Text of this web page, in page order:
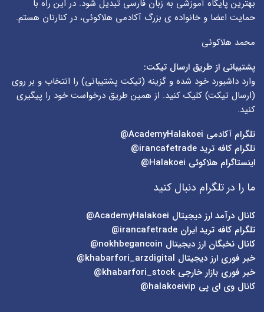
بهترین پایگاه آموزشی به زبان فارسی تبدیل شود. در این راه با
حمایت اعضا و خانواده ی بزرگ آکادمی هلاکوئی، در کنارتان هستم.
محمد هلاکوئی
پشتیبانی از طریق ارسال تیکت:
وارد داشبورد خود شده و گزینه (تیکت پشتیبانی) را انتخاب و بر روی
(ارسال تیکت) کلیک کنید. از همین طریق درخواست خود را پیگیری
کنید.
تلگرام آکادمی
تلگرام کافه ترید irancafetrade@
اینستاگرام هلاکوئی Halakoei@
ما را در تلگرام دنبال کنید
کانال درآمد ارز دیجیتال AcademyHalakoei@
تلگرام کافه ترید ایران irancafetrade@
کانال نخبگان ارز دیجیتال nokhbegancoin@
خبر فوری ارز دیجیتال khabarfori_arzdigital@
خبر فوری بازار خارجی khabarfori_stock@
کانال وی ای پی halakoeivip@